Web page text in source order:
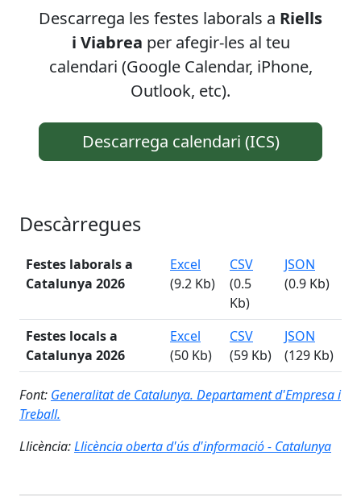
Descarrega les festes laborals a Riells
i Viabrea per afegir-les al teu
calendari (Google Calendar, iPhone,
Outlook, etc).
Descarrega calendari (ICS)
Descàrregues
Festes laborals a
Catalunya 2026
Excel
(9.2 Kb)
CSV
(0.5
Kb)
JSON
(0.9 Kb)
Festes locals a
Catalunya 2026
Excel
(50 Kb)
CSV
(59 Kb)
JSON
(129 Kb)
Font: Generalitat de Catalunya. Departament d'Empresa i
Treball.
Llicència:Llicència oberta d'ús d'informació - Catalunya